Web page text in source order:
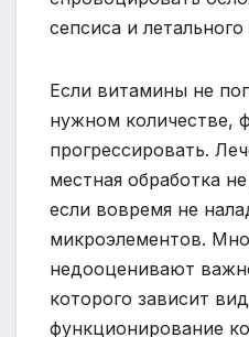
сепсиса и
Если витамины не
нужном количестве,
прогрессировать.
местная обработка
если вовремя не
микроэлементов.
недооценивают
которого зависит
функционирование